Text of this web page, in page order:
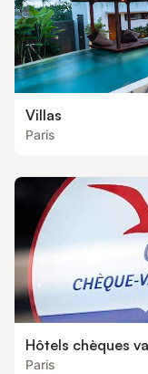
Villas
Paris
Hôtels chèques
Paris